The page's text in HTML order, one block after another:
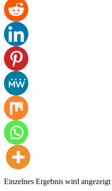
Einzelnes Ergebnis wird angezeigt